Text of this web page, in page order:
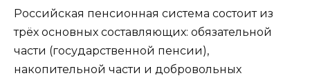
Российская пенсионная система состоит из
трёх основных составляющих: обязательной
части (государственной пенсии),
накопительной части и добровольных